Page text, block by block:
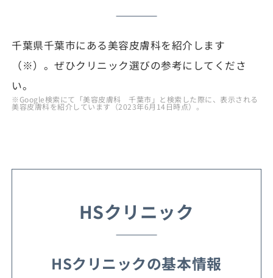
千葉県千葉市にある美容皮膚科を紹介します
（※）。ぜひクリニック選びの参考にしてくださ
い。
※Google検索にて「美容皮膚科 千葉市」と検索した際に、表示される
美容皮膚科を紹介しています（2023年6月14日時点）。
HSクリニック
HSクリニックの基本情報